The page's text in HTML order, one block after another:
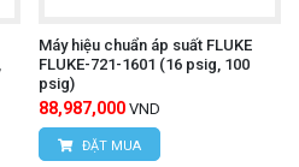
Máy hiệu chuẩn áp suất FLUKE
FLUKE-721-1601 (16 psig, 100
psig)
88,987,000 VND
ĐẶT MUA